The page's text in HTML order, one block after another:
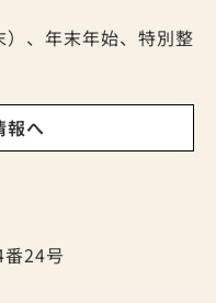
、年末年始、特別整
へ
番24号